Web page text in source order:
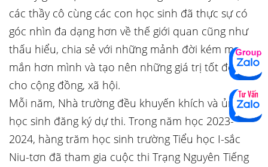
các thầy cô cùng các con học sinh đã thực sự có
góc nhìn đa dạng hơn về thế giới quan cũng như
thấu hiểu, chia sẻ với những mảnh đời kém may
mắn hơn mình và tạo nên những giá trị tốt đẹp
cho cộng đồng, xã hội.
Mỗi năm, Nhà trường đều khuyến khích và ủng hộ
học sinh đăng ký dự thi. Trong năm học 2023-
2024, hàng trăm học sinh trường Tiểu học I-sắc
Niu-tơn đã tham gia cuộc thi Trạng Nguyên Tiếng